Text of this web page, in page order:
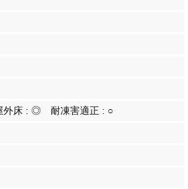
外床 : ◎ 耐凍害適正 : ○